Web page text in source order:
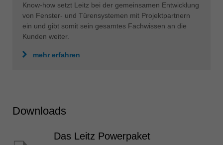
Know-how setzt Leitz bei der gemeinsamen Entwicklung
von Fenster- und Türensystemen mit Projektpartnern
ein und gibt somit sein gesamtes Fachwissen an die
Kunden weiter.
mehr erfahren
Downloads
Das Leitz Powerpaket